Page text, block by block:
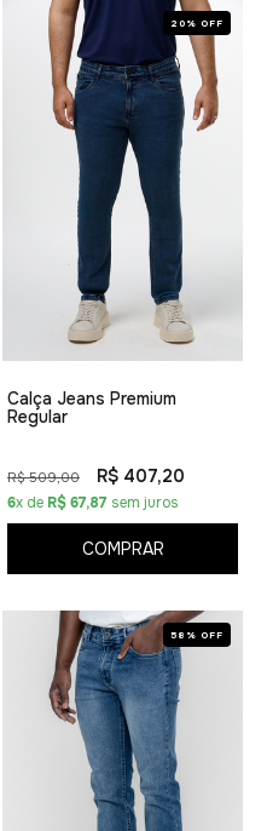
20% OFF
Calça Jeans Premium
Regular
R$ 509,00 R$ 407,20
6x de R$ 67,87 sem juros
COMPRAR
58% OFF